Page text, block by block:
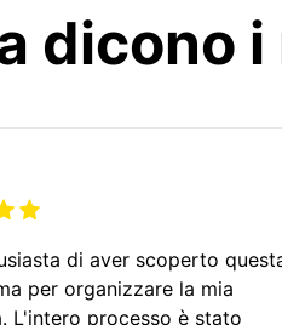
dicono
di aver scoperto
per organizzare la mia
L'intero processo è stato